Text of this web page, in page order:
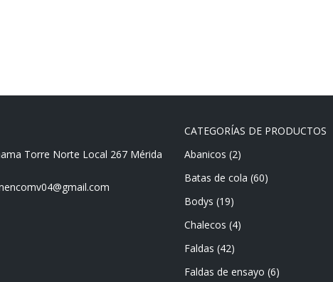
Torre Norte Local 267 Mérida
CATEGORÍAS DE PRODUCTOS
Abanicos (2)
Batas de cola (60)
Bodys (19)
Chalecos (4)
Faldas (42)
Faldas de ensayo (6)